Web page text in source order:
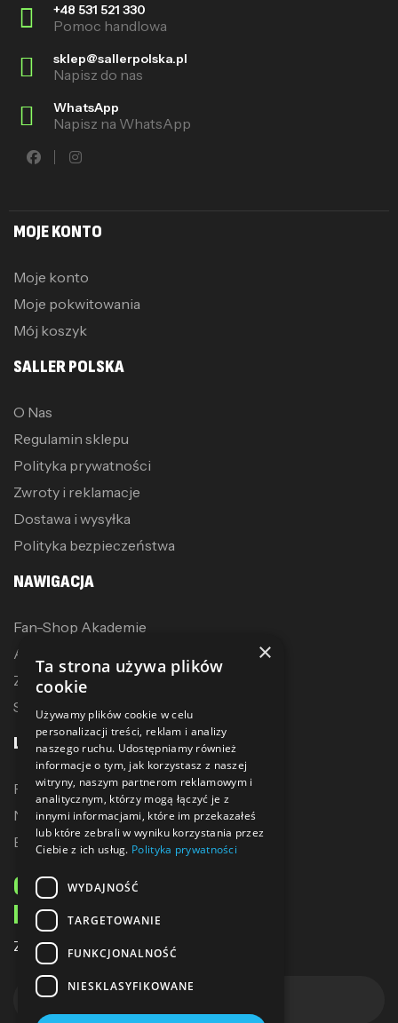
+48 531 521 330
Pomoc handlowa
sklep@sallerpolska.pl
Napisz do nas
WhatsApp
Napisz na WhatsApp
MOJE KONTO
Moje konto
Moje pokwitowania
Mój koszyk
SALLER POLSKA
O Nas
Regulamin sklepu
Polityka prywatności
Zwroty i reklamacje
Dostawa i wysyłka
Polityka bezpieczeństwa
NAWIGACJA
Fan-Shop Akademie
Akcesoria treningowe
Zostań dystrybutorem
Sublimacja
LINKI
Promocje
Nowe produkty
Bestsellery
ODBIERZ 10% ZNIŻKI
NA PIERWSZE ZAKUPY
Zapisz się do naszego newslettera
×
Ta strona używa plików
cookie
Używamy plików cookie w celu
personalizacji treści, reklam i analizy
naszego ruchu. Udostępniamy również
informacje o tym, jak korzystasz z naszej
witryny, naszym partnerom reklamowym i
analitycznym, którzy mogą łączyć je z
innymi informacjami, które im przekazałeś
lub które zebrali w wyniku korzystania przez
Ciebie z ich usług. Polityka prywatności
WYDAJNOŚĆ
TARGETOWANIE
FUNKCJONALNOŚĆ
NIESKLASYFIKOWANE